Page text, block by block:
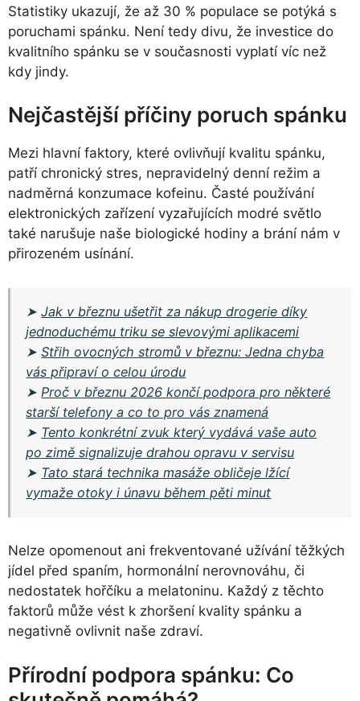
Statistiky ukazují, že až 30 % populace se potýká s
poruchami spánku. Není tedy divu, že investice do
kvalitního spánku se v současnosti vyplatí víc než
kdy jindy.
Nejčastější příčiny poruch spánku
Mezi hlavní faktory, které ovlivňují kvalitu spánku,
patří chronický stres, nepravidelný denní režim a
nadměrná konzumace kofeinu. Časté používání
elektronických zařízení vyzařujících modré světlo
také narušuje naše biologické hodiny a brání nám v
přirozeném usínání.
➤Jak v březnu ušetřit za nákup drogerie díky
jednoduchému triku se slevovými aplikacemi
➤Střih ovocných stromů v březnu: Jedna chyba
vás připraví o celou úrodu
➤Proč v březnu 2026 končí podpora pro některé
starší telefony a co to pro vás znamená
➤ Tento konkrétní zvuk který vydává vaše auto
po zimě signalizuje drahou opravu v servisu
➤ Tato stará technika masáže obličeje lžící
vymaže otoky i únavu během pěti minut
Nelze opomenout ani frekventované užívání těžkých
jídel před spaním, hormonální nerovnováhu, či
nedostatek hořčíku a melatoninu. Každý z těchto
faktorů může vést k zhoršení kvality spánku a
negativně ovlivnit naše zdraví.
Přírodní podpora spánku: Co